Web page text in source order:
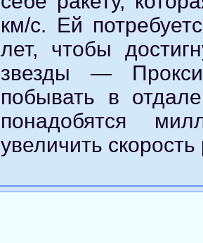
км/с. Ей
лет, чтобы
звезды —
побывать в
понадобятся
увеличить